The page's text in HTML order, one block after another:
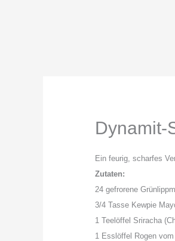
Dynamit-
Ein feurig, scharfes
Zutaten:
24 gefrorene
3/4 Tasse Kewpie
1 Teelöffel Sriracha
1 Esslöffel Rogen